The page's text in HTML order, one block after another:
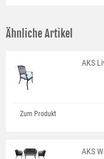
Ähnliche Artikel
AKS
Zum Produkt
AKS